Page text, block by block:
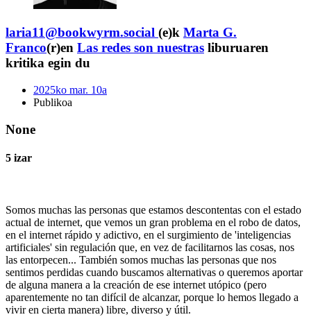
laria11@bookwyrm.social (e)k Marta G.
Franco(r)en Las redes son nuestras liburuaren
kritika egin du
2025ko mar. 10a
Publikoa
None
5 izar
Somos muchas las personas que estamos descontentas con el estado
actual de internet, que vemos un gran problema en el robo de datos,
en el internet rápido y adictivo, en el surgimiento de 'inteligencias
artificiales' sin regulación que, en vez de facilitarnos las cosas, nos
las entorpecen... También somos muchas las personas que nos
sentimos perdidas cuando buscamos alternativas o queremos aportar
de alguna manera a la creación de ese internet utópico (pero
aparentemente no tan difícil de alcanzar, porque lo hemos llegado a
vivir en cierta manera) libre, diverso y útil.